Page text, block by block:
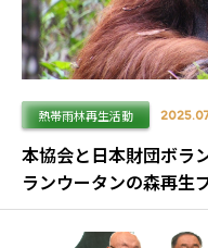
熱帯雨林再生活動
本協会と日本財団ボラ
ランウータンの森再生